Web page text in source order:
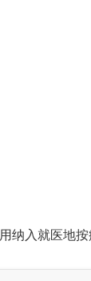
纳入就医地